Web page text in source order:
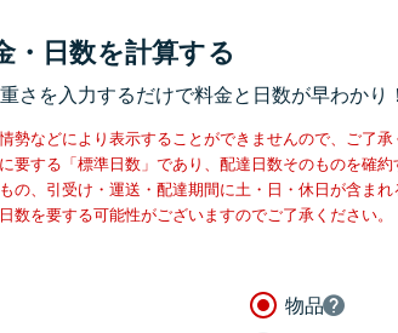
・日数を計算する
さを入力するだけで料金と日数が早わかり
勢などにより表示することができませんので、ご了承
要する「標準日数」であり、配達日数そのものを確約
の、引受け・運送・配達期間に土・日・休日が含ま
数を要する可能性がございますのでご了承ください。
物品